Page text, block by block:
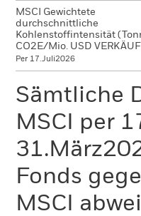
MSCI Gewichtete
durchschnittliche
Kohlenstoffintensität
CO2E/Mio. USD
Per 17.Juli2026
Sämtliche
MSCI per
Fonds
MSCI